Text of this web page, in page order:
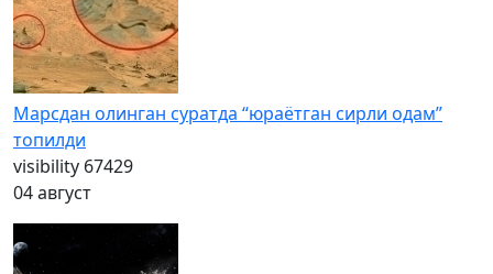
Марсдан олинган суратда “юраётган сирли одам”
топилди
visibility 67429
04 август